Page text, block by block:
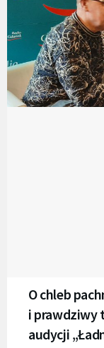
O chleb
i prawdziwy
audycji